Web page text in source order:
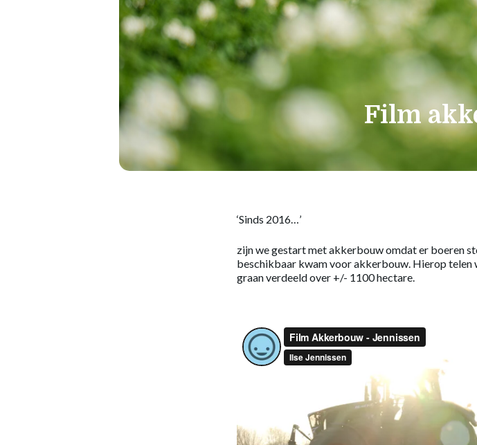
Film
‘Sinds 2016…’
zijn we gestart met akkerbouw omdat er boeren
beschikbaar kwam voor akkerbouw. Hierop telen
graan verdeeld over +/- 1100 hectare.